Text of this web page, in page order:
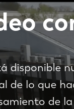
disponible
de lo que
de